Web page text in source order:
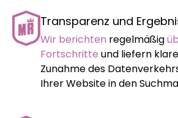
Transparenz und
Wir berichten regelmäßig
Fortschritte und liefern
Zunahme des
Ihrer Website in den